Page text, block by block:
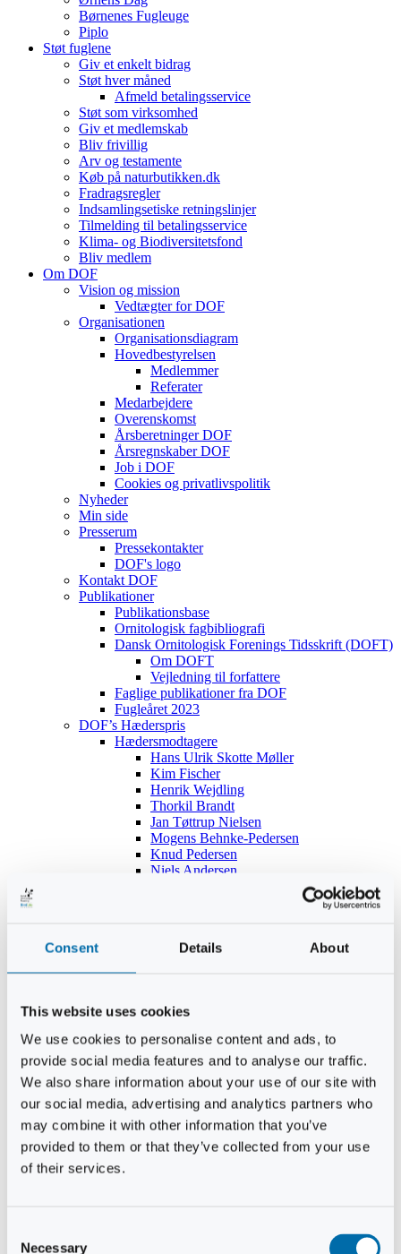
Consent Details About
This website uses cookies
We use cookies to personalise content and ads, to
provide social media features and to analyse our traffic.
We also share information about your use of our site with
our social media, advertising and analytics partners who
may combine it with other information that you’ve
provided to them or that they’ve collected from your use
of their services.
Necessary
Børnenes Fugleuge
Piplo
Støt fuglene
Giv et enkelt bidrag
Støt hver måned
Afmeld betalingsservice
Støt som virksomhed
Giv et medlemskab
Bliv frivillig
Arv og testamente
Køb på naturbutikken.dk
Fradragsregler
Indsamlingsetiske retningslinjer
Tilmelding til betalingsservice
Klima- og Biodiversitetsfond
Bliv medlem
Om DOF
Vision og mission
Vedtægter for DOF
Organisationen
Organisationsdiagram
Hovedbestyrelsen
Medlemmer
Referater
Medarbejdere
Overenskomst
Årsberetninger DOF
Årsregnskaber DOF
Job i DOF
Cookies og privatlivspolitik
Nyheder
Min side
Presserum
Pressekontakter
DOF's logo
Kontakt DOF
Publikationer
Publikationsbase
Ornitologisk fagbibliografi
Dansk Ornitologisk Forenings Tidsskrift (DOFT)
Om DOFT
Vejledning til forfattere
Faglige publikationer fra DOF
Fugleåret 2023
DOF’s Hæderspris
Hædersmodtagere
Hans Ulrik Skotte Møller
Kim Fischer
Henrik Wejdling
Thorkil Brandt
Jan Tøttrup Nielsen
Mogens Behnke-Pedersen
Knud Pedersen
Niels Andersen
Christian Hjorth
Niels Thomas Rosenberg
Benny Gensbøl
Bent Jakobsen
Svend Andersen
Bent Wigh
Jens-Kjeld Jensen
Jon Fjeldså
William Carøe Aarestrup
Erik Mølgaard